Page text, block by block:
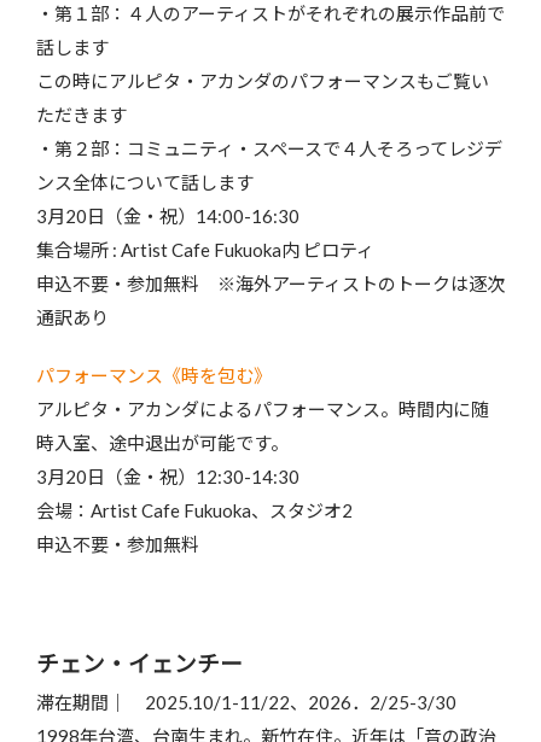
・第１部：４人のアーティストがそれぞれの展示作品前で
話します
この時にアルピタ・アカンダのパフォーマンスもご覧い
ただきます
・第２部：コミュニティ・スペースで４人そろってレジデ
ンス全体について話します
3月20日（金・祝）14:00-16:30
集合場所 : Artist Cafe Fukuoka内 ピロティ
申込不要・参加無料 ※海外アーティストのトークは逐次
通訳あり
パフォーマンス《時を包む》
アルピタ・アカンダによるパフォーマンス。時間内に随
時入室、途中退出が可能です。
3月20日（金・祝）12:30-14:30
会場：Artist Cafe Fukuoka、スタジオ2
申込不要・参加無料
チェン・イェンチー
滞在期間｜ 2025.10/1-11/22、2026．2/25-3/30
1998年台湾、台南生まれ。新竹在住。近年は「音の政治